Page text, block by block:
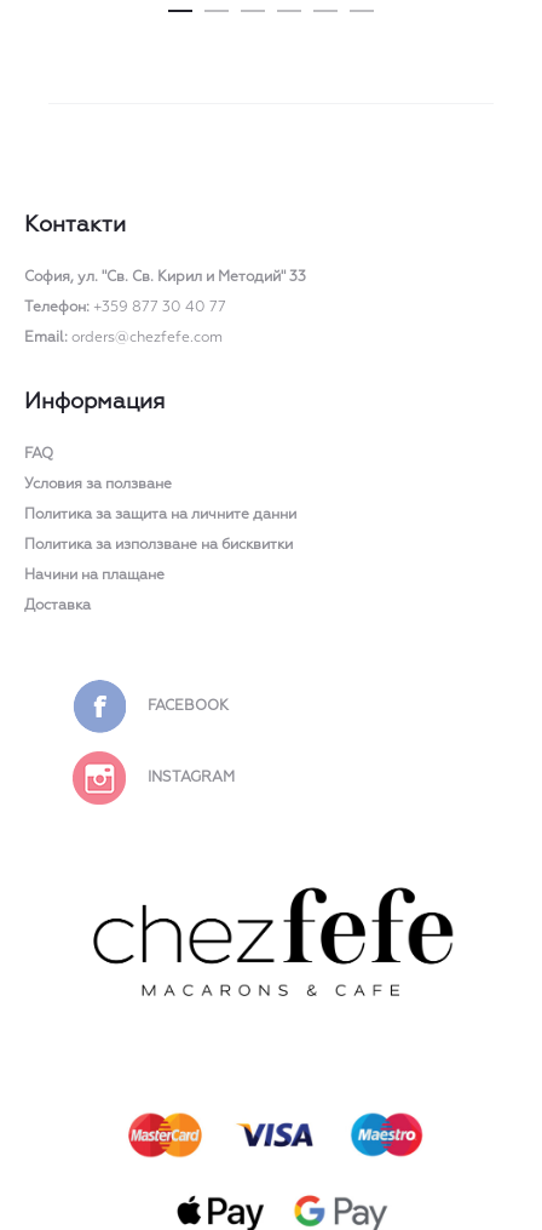
Контакти
София, ул. "Св. Св. Кирил и Методий" 33
Телефон: +359 877 30 40 77
Email: orders@chezfefe.com
Информация
FAQ
Условия за ползване
Политика за защита на личните данни
Политика за използване на бисквитки
Начини на плащане
Доставка
FACEBOOK
INSTAGRAM